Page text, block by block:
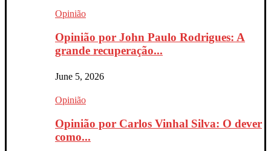
Opinião
Opinião por John Paulo Rodrigues: A
grande recuperação...
June 5, 2026
Opinião
Opinião por Carlos Vinhal Silva: O dever
como...